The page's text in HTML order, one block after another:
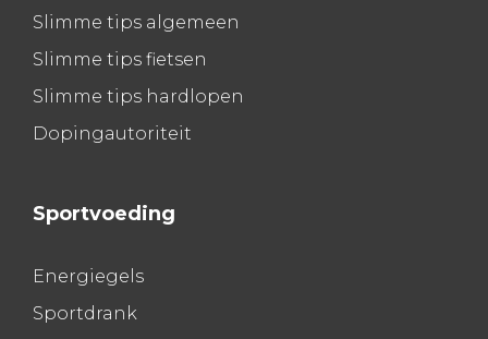
Slimme tips algemeen
Slimme tips fietsen
Slimme tips hardlopen
Dopingautoriteit
Sportvoeding
Energiegels
Sportdrank